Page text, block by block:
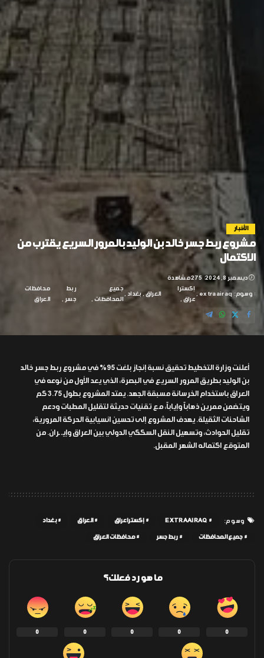
الأخبار
مشروع ربط جسر خالد بن الوليد بالمرور السريع يقترب من
الاكتمال
ديسمبر 8, 2024 275 مشاهدة
وسوم: extraairaq
إكسترا
عراق
العراق بغداد
جميع
المحافظات
ربط
جسر
محافظات
العراق
أعلنت وزارة التخطيط تحقيق نسبة إنجاز بلغت 95% في مشروع ربط جسر خالد
بن الوليد بطريق المرور السريع في البصرة، الذي يعد الأول من نوعه في
العراق باستخدام الخرسانة مسبقة الجهد. يمتد المشروع بطول 3.75 كم
ويتضمن ممرين ذهاباً وإياباً، مع تقنيات حديثة لتقليل المطبات ودعم
الشاحنات الثقيلة. يهدف المشروع إلى تحسين انسيابية الحركة المرورية،
تقليل الحوادث، وتسهيل النقل السككي الدولي بين العراق وإيـ ـران. من
المتوقع اكتماله الشهر المقبل.
وسوم: EXTRAAIRAQ إكسترا عراق العراق بغداد
جميع المحافظات ربط جسر محافظات العراق
ما هو رد فعلك؟
0
0
0
0
0